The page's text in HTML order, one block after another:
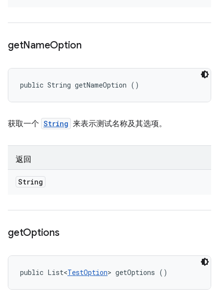
getNameOption
public String getNameOption ()
获取一个 String 来表示测试名称及其选项。
返回
String
getOptions
public List<TestOption> getOptions ()